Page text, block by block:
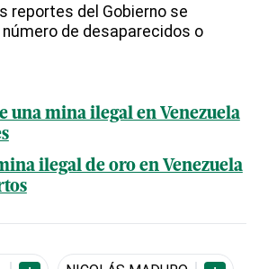
reportes del Gobierno se
de desaparecidos o
una mina ilegal en Venezuela
ilegal de oro en Venezuela